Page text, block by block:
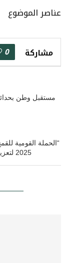
عناصر الموضوع
مشاركة 0
مستقبل وطن بحدائق
2025 لتعزيز الإنتاج المحلي وتحقيق الاكتفاء الذاتي”